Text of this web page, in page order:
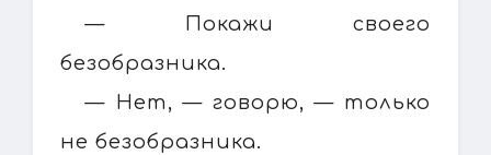
— Покажи своего
безобразника.
— Нет, — говорю, — только
не безобразника.